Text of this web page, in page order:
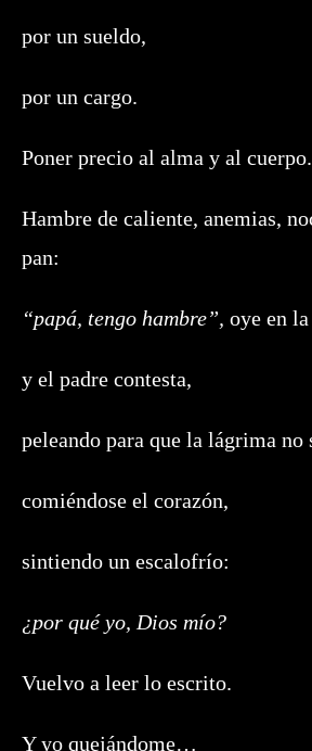
por un sueldo,
por un cargo.
Poner precio al alma y al cuerpo.
Hambre de caliente, anemias,
pan:
“papá, tengo hambre”, oye en
y el padre contesta,
peleando para que la lágrima no
comiéndose el corazón,
sintiendo un escalofrío:
¿por qué yo, Dios mío?
Vuelvo a leer lo escrito.
Y yo quejándome…